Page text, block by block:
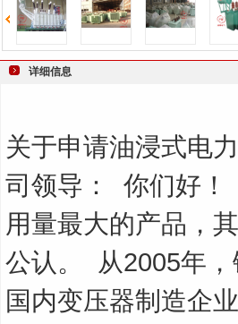
详细信息
关于申请油浸式电
司领导：
你们好！
用量最大的产品，
公认。
从2005年
国内变压器制造企